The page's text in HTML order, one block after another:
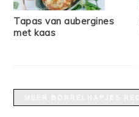
Tapas van aubergines
met kaas